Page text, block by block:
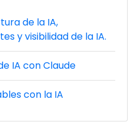
de la IA,
y visibilidad de la IA.
IA con Claude
con la IA